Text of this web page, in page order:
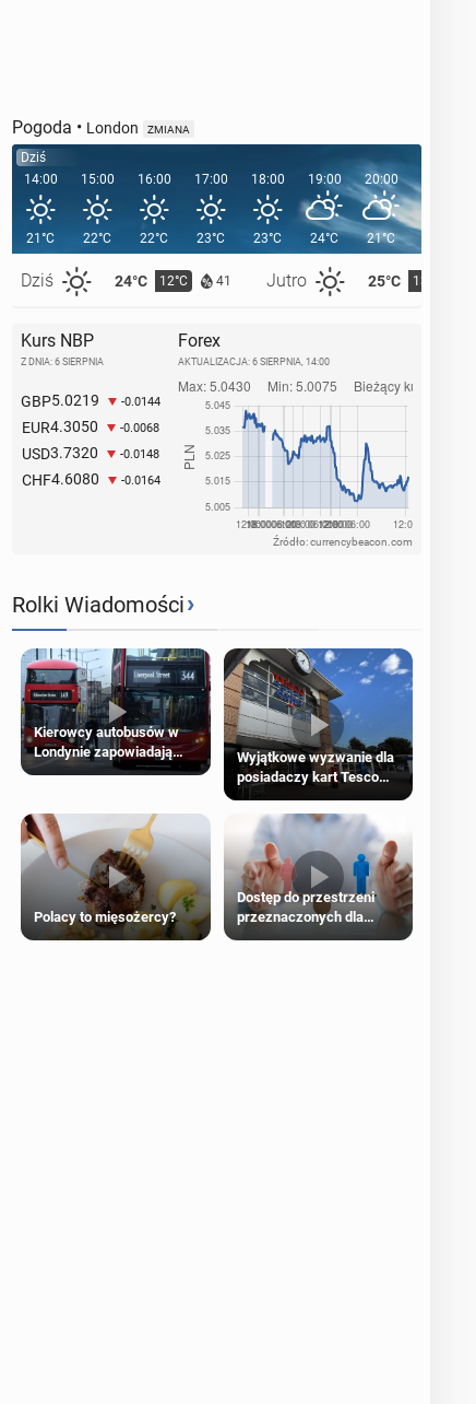
Pogoda • London ZMIANA
Dziś
14:00
21°C
Dziś 24°C 12°C 41 Jutro 25°C 13°C
15:00
22°C
16:00
22°C
17:00
23°C
18:00
23°C
19:00
24°C
20:00
21°C
Kurs NBP
Z DNIA: 6 SIERPNIA
GBP5.0219 -0.0144
EUR4.3050 -0.0068
USD3.7320 -0.0148
CHF4.6080 -0.0164
Forex
AKTUALIZACJA: 6 SIERPNIA, 14:00
Źródło: currencybeacon.com
Rolki Wiadomości›
Kierowcy autobusów w
Londynie zapowiadają
strajki
Wyjątkowe wyzwanie dla
posiadaczy kart Tesco
Clubcard!
Polacy to mięsożercy?
Dostęp do przestrzeni
przeznaczonych dla
jednej płci ma opierać się